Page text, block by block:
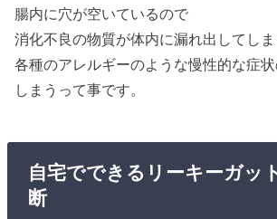
腸内に穴が空いているので
消化不良の物質が体内に漏れ出してしま
各種のアレルギーのような慢性的な症
しまうって事です。
自宅でできるリーキーガッ
断